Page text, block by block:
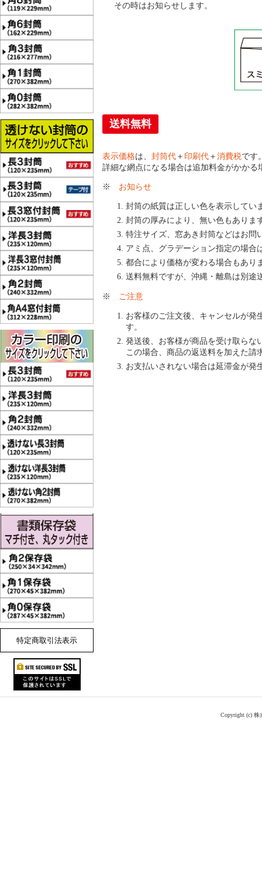
特定商取引法表示
その時はお知らせします。
送料無料
表示価格は、 封筒代 ＋ 印刷代 ＋ 消費税です
詳細な網点になる場合は追加料金がかかる
※ お知らせ
封筒の紙質は正しい色を表示してい
封筒の厚みにより、無い色もありま
特注サイズ、窓あき封筒などはお問
アミ点、グラデーション指定の場合
都合により価格が変わる場合もあり
送料無料ですが、沖縄・離島は別途
※ ご注意
お客様のご注文後、キャンセルが発
す。
発送後、お客様が商品を受け取らな
この場合、商品の返送料を加えた請
お支払いされない場合は延滞金が発
Copyright (c)